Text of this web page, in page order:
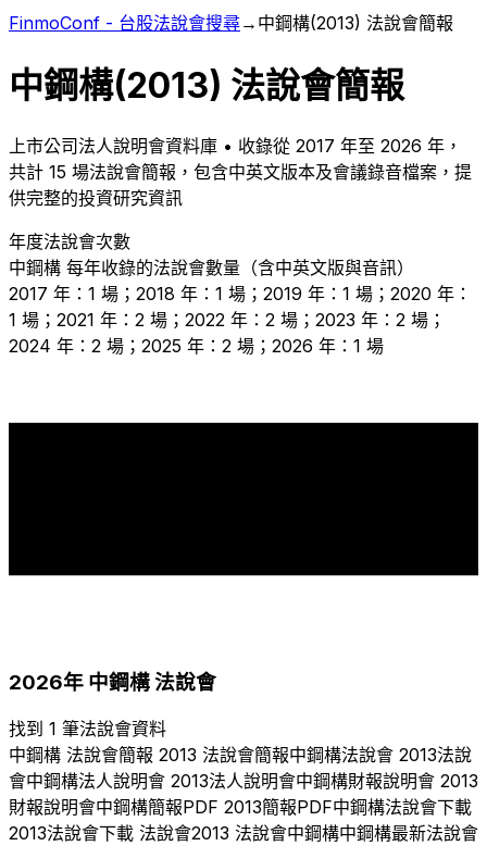
FinmoConf - 台股法說會搜尋→ 中鋼構(2013) 法說會簡報
中鋼構(2013) 法說會簡報
上市公司法人說明會資料庫 • 收錄從 2017 年至 2026 年，
共計 15 場法說會簡報，包含中英文版本及會議錄音檔案，提
供完整的投資研究資訊
年度法說會次數
中鋼構 每年收錄的法說會數量（含中英文版與音訊）
2017 年：1 場；2018 年：1 場；2019 年：1 場；2020 年：
1 場；2021 年：2 場；2022 年：2 場；2023 年：2 場；
2024 年：2 場；2025 年：2 場；2026 年：1 場
2026年 中鋼構法說會
找到 1 筆法說會資料
中鋼構 法說會簡報 2013 法說會簡報中鋼構法說會 2013法說
會中鋼構法人說明會 2013法人說明會中鋼構財報說明會 2013
財報說明會中鋼構簡報PDF 2013簡報PDF中鋼構法說會下載
2013法說會下載 法說會2013 法說會中鋼構中鋼構最新法說會